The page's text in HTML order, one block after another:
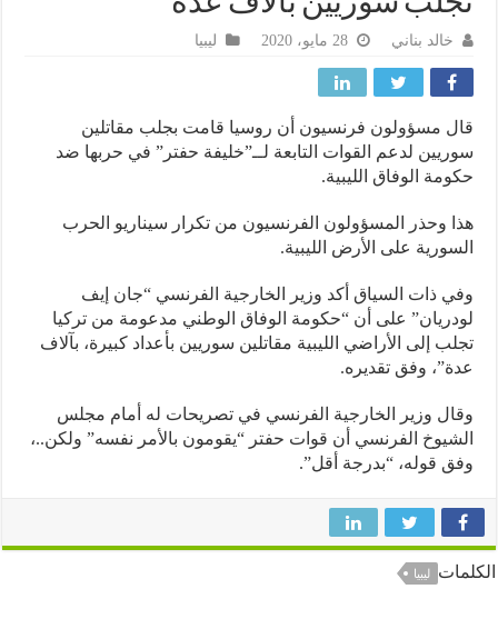
خالد بناني ليبيا
مسؤولون فرنسيون أن روسيا قامت بجلب مقاتلين
لدعم القوات التابعة لــ”خليفة حفتر” في حربها ضد
الوفاق الليبية.
وحذر المسؤولون الفرنسيون من تكرار سيناريو الحرب
على الأرض الليبية.
ذات السياق أكد وزير الخارجية الفرنسي “جان إيف
على أن “حكومة الوفاق الوطني مدعومة من تركيا
إلى الأراضي الليبية مقاتلين سوريين بأعداد كبيرة، بآلاف
وفق تقديره.
وزير الخارجية الفرنسي في تصريحات له أمام مجلس
الفرنسي أن قوات حفتر “يقومون بالأمر نفسه” ولكن..،
قوله، “بدرجة أقل”.
ليبيا